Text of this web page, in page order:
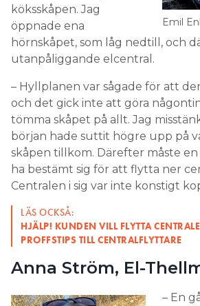
Emil
köksskåpen. Jag
öppnade ena
hörnskåpet, som låg nedtill, och
utanpåliggande elcentral.
– Hyllplanen var sågade för att
och det gick inte att göra
tömma skåpet på allt. Jag
början hade suttit högre upp på
skåpen tillkom. Därefter måste
ha bestämt sig för att flytta ner
Centralen i sig var inte konstigt
LÄS OCKSÅ:
HJÄLP! KUNDEN VILL FLYTTA
PROFFSTIPS TILL CENTRALFLYTTARE
Anna Ström, El-
– En